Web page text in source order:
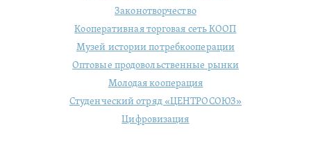
Законотворчество
Кооперативная торговая сеть КООП
Музей истории потребкооперации
Оптовые продовольственные рынки
Молодая кооперация
Студенческий отряд «ЦЕНТРОСОЮЗ»
Цифровизация